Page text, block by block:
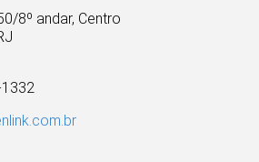
8º andar, Centro